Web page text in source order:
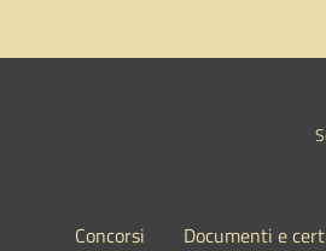
Concorsi Documenti e